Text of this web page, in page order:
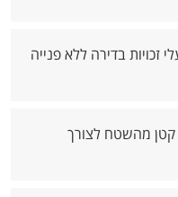
זכויות בדירה ללא פנייה
מהשטח לצורך